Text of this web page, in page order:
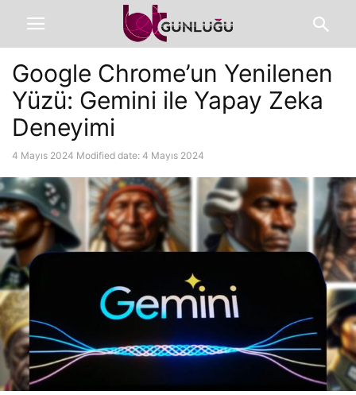
Google Chrome’un Yenilenen
Yüzü: Gemini ile Yapay Zeka
Deneyimi
4 Mayıs 2024 Modified date: 4 Mayıs 2024